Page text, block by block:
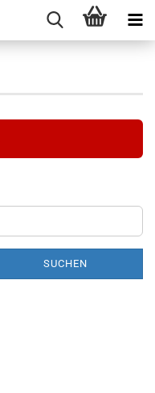
SUCHEN